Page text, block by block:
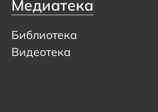
Медиатека
Библиотека
Видеотека